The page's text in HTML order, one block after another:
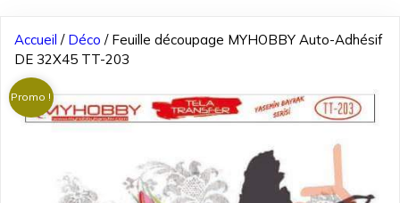
Accueil / Déco / Feuille découpage MYHOBBY Auto-Adhésif
DE 32X45 TT-203
Promo !